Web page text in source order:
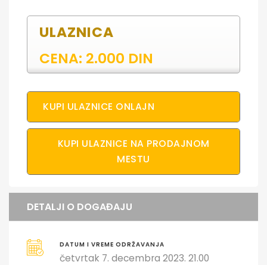
ULAZNICA
CENA: 2.000 DIN
KUPI ULAZNICE ONLAJN
KUPI ULAZNICE NA PRODAJNOM
MESTU
DETALJI O DOGAĐAJU
DATUM I VREME ODRŽAVANJA
četvrtak 7. decembra 2023. 21.00